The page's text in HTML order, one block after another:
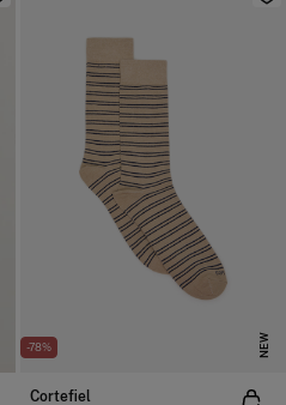
-78% NEW
Cortefiel